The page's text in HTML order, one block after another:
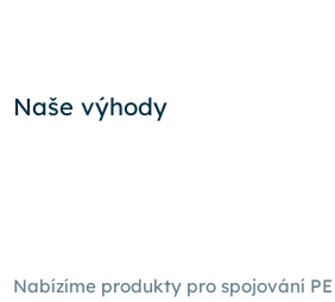
Naše výhody
Nabízíme produkty pro spojování PE